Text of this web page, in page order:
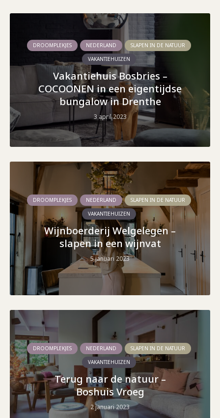
DROOMPLEKJES NEDERLAND
SLAPEN IN DE NATUUR
VAKANTIEHUIZEN
Vakantiehuis Bosbries –
COCOONEN in een eigentijdse
bungalow in Drenthe
3 april 2023
DROOMPLEKJES NEDERLAND
SLAPEN IN DE NATUUR
VAKANTIEHUIZEN
Wijnboerderij Welgelegen –
slapen in een wijnvat
5 januari 2023
DROOMPLEKJES NEDERLAND
SLAPEN IN DE NATUUR
VAKANTIEHUIZEN
Terug naar de natuur –
Boshuis Vroeg
2 januari 2023